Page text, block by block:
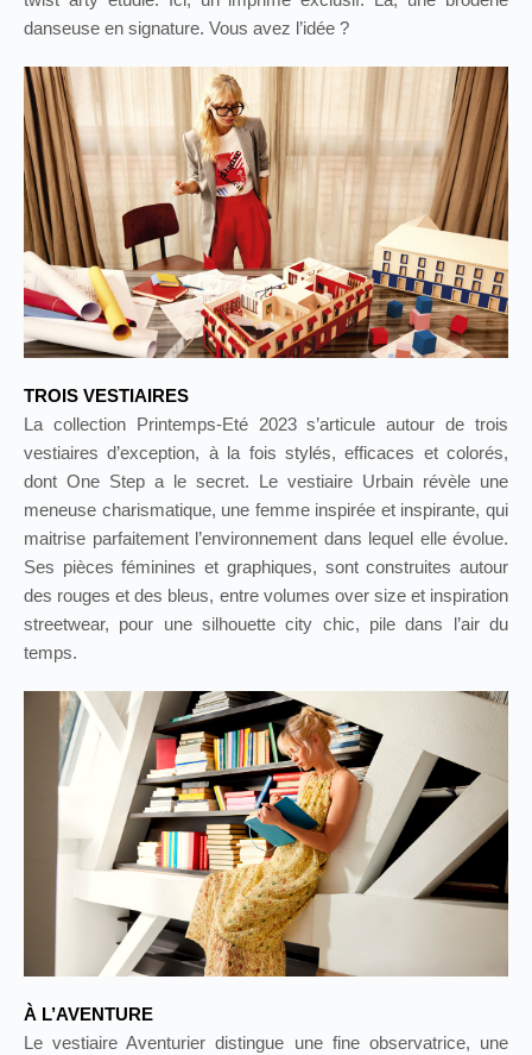
danseuse en signature. Vous avez l’idée ?
TROIS VESTIAIRES
La collection Printemps-Eté 2023 s’articule autour de trois
vestiaires d’exception, à la fois stylés, efficaces et colorés,
dont One Step a le secret. Le vestiaire Urbain révèle une
meneuse charismatique, une femme inspirée et inspirante, qui
maitrise parfaitement l’environnement dans lequel elle évolue.
Ses pièces féminines et graphiques, sont construites autour
des rouges et des bleus, entre volumes over size et inspiration
streetwear, pour une silhouette city chic, pile dans l’air du
temps.
À L’AVENTURE
Le vestiaire Aventurier distingue une fine observatrice, une